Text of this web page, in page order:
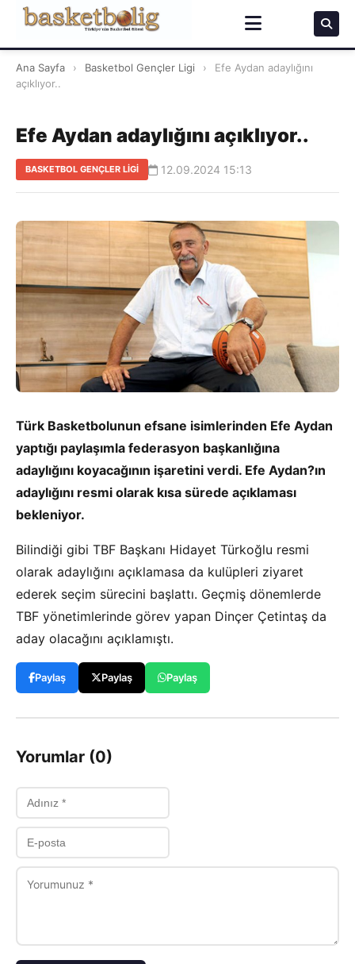
Ana Sayfa › Basketbol Gençler Ligi ›
Efe Aydan adaylığını
açıklıyor..
Efe Aydan adaylığını açıklıyor..
BASKETBOL GENÇLER LIGI 12.09.2024 15:13
Türk Basketbolunun efsane isimlerinden Efe Aydan
yaptığı paylaşımla federasyon başkanlığına
adaylığını koyacağının işaretini verdi. Efe Aydan?ın
adaylığını resmi olarak kısa sürede açıklaması
bekleniyor.
Bilindiği gibi TBF Başkanı Hidayet Türkoğlu resmi
olarak adaylığını açıklamasa da kulüpleri ziyaret
ederek seçim sürecini başlattı. Geçmiş dönemlerde
TBF yönetimlerinde görev yapan Dinçer Çetintaş da
aday olacağını açıklamıştı.
Paylaş Paylaş Paylaş
Yorumlar (0)